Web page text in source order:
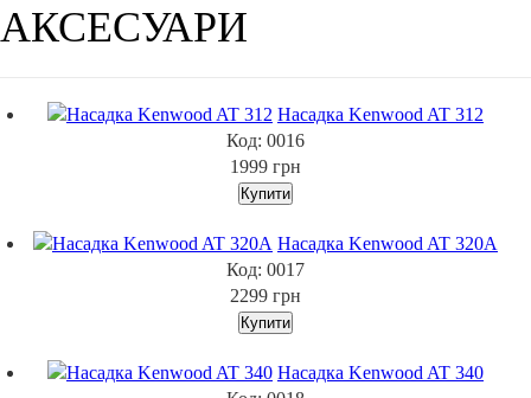
АКСЕСУАРИ
Насадка Kenwood AT 312
Код: 0016
1999 грн
Насадка Kenwood AT 320A
Код: 0017
2299 грн
Насадка Kenwood AT 340